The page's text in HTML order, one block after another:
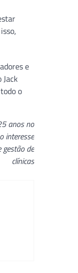
e
o
anos no
interesse
gestão de
clínicas